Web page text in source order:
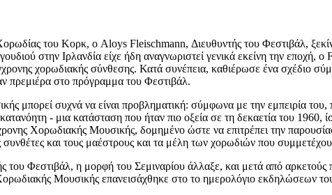
του Κορκ, ο Aloys Fleischmann, Διευθυντής του Φεστιβάλ,
στην Ιρλανδία είχε ήδη αναγνωριστεί γενικά εκείνη την εποχή,
χορωδιακής σύνθεσης. Κατά συνέπεια, καθιέρωσε ένα σχέδιο
πρεμιέρα στο πρόγραμμα του Φεστιβάλ.
μπορεί συχνά να είναι προβληματική: σύμφωνα με την εμπειρία του,
- μια κατάσταση που ήταν πιο οξεία σε τη δεκαετία του 1960,
Χορωδιακής Μουσικής, δομημένο ώστε να επιτρέπει την
και τους μαέστρους και τα μέλη των χορωδιών που
του Φεστιβάλ, η μορφή του Σεμιναρίου άλλαξε, και μετά από
Μουσικής επανεισάχθηκε στο το ημερολόγιο εκδηλώσεων